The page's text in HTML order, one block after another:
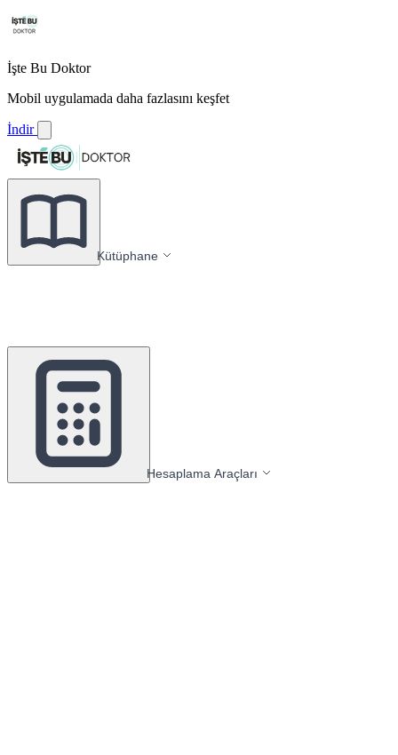
İşte Bu Doktor
Mobil uygulamada daha fazlasını keşfet
İndir
Kütüphane
Hesaplama Araçları